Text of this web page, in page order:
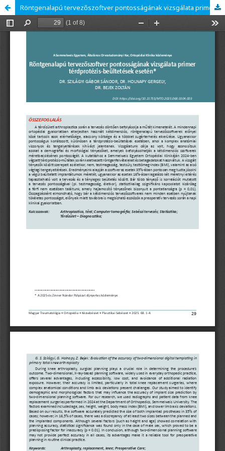
Röntgenalapú tervezőszoftver pontosságának vizsgálata primer térdprotézis-beültetések esetén